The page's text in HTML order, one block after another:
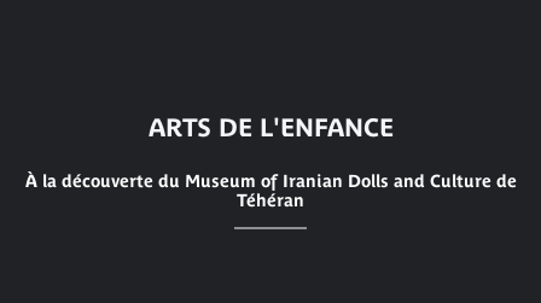
ARTS DE L'ENFANCE
À la découverte du Museum of Iranian Dolls and Culture de
Téhéran